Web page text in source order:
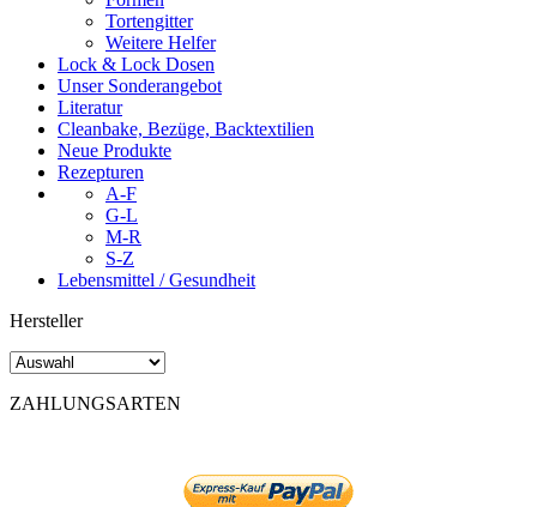
Tortengitter
Weitere Helfer
Lock & Lock Dosen
Unser Sonderangebot
Literatur
Cleanbake, Bezüge, Backtextilien
Neue Produkte
Rezepturen
A-F
G-L
M-R
S-Z
Lebensmittel / Gesundheit
Hersteller
ZAHLUNGSARTEN